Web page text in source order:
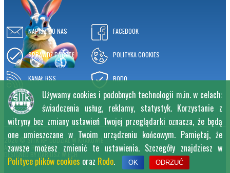
NAPISZ DO NAS
SPRAWDŹ POCZTĘ
KANAŁ RSS
FACEBOOK
POLITYKA COOKIES
RODO
2026 © SITK RP ODDZIAŁ W KRAKOWIE
ALL RIGHT RESERVED
DESIGNED BYDARIUSZ WIĘCH
Używamy cookies i podobnych technologii m.in. w celach:
świadczenia usług, reklamy, statystyk. Korzystanie z
witryny bez zmiany ustawień Twojej przeglądarki oznacza, że będą
one umieszczane w Twoim urządzeniu końcowym. Pamiętaj, że
zawsze możesz zmienić te ustawienia. Szczegóły znajdziesz w
Polityce plików cookies oraz Rodo. OK ODRZUĆ